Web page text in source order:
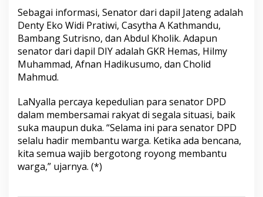
Sebagai informasi, Senator dari dapil Jateng adalah
Denty Eko Widi Pratiwi, Casytha A Kathmandu,
Bambang Sutrisno, dan Abdul Kholik. Adapun
senator dari dapil DIY adalah GKR Hemas, Hilmy
Muhammad, Afnan Hadikusumo, dan Cholid
Mahmud.
LaNyalla percaya kepedulian para senator DPD
dalam membersamai rakyat di segala situasi, baik
suka maupun duka. “Selama ini para senator DPD
selalu hadir membantu warga. Ketika ada bencana,
kita semua wajib bergotong royong membantu
warga,” ujarnya. (*)